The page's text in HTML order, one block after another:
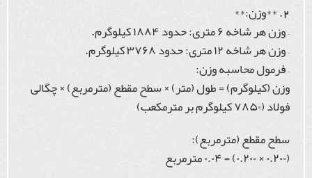
2. **وزن:**
– وزن هر شاخه ۶ متری: حدود ۱۸۸۴ کیلوگرم.
– وزن هر شاخه ۱۲ متری: حدود ۳۷۶۸ کیلوگرم.
– فرمول محاسبه وزن:
وزن (کیلوگرم) = طول (متر) × سطح مقطع (مترمربع) × چگالی
فولاد (۷۸۵۰ کیلوگرم بر مترمکعب)
سطح مقطع (مترمربع):
(۰.۲۰۰ × ۰.۲۰۰) = ۰.۰۴ مترمربع